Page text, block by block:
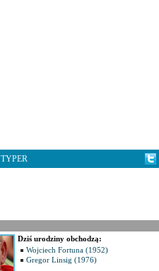
Dziś urodziny obchodzą:
Wojciech Fortuna (1952)
Gregor Linsig (1976)
TYPER